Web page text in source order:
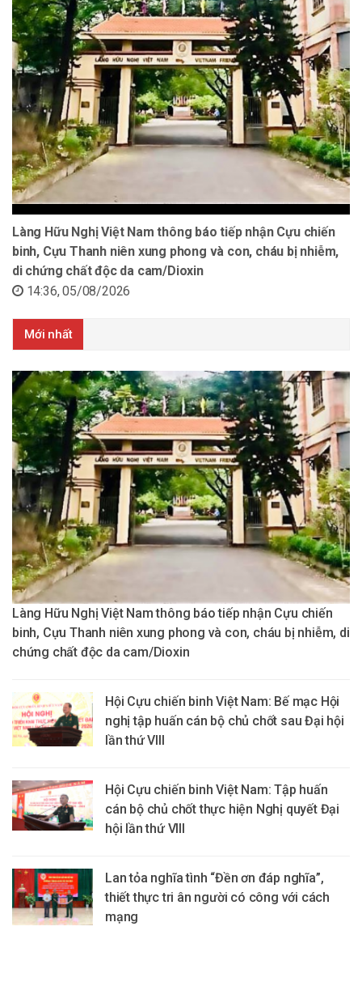
Làng Hữu Nghị Việt Nam thông báo tiếp nhận Cựu chiến
binh, Cựu Thanh niên xung phong và con, cháu bị nhiễm,
di chứng chất độc da cam/Dioxin
14:36, 05/08/2026
Mới nhất
Làng Hữu Nghị Việt Nam thông báo tiếp nhận Cựu chiến
binh, Cựu Thanh niên xung phong và con, cháu bị nhiễm, di
chứng chất độc da cam/Dioxin
Hội Cựu chiến binh Việt Nam: Bế mạc Hội
nghị tập huấn cán bộ chủ chốt sau Đại hội
lần thứ VIII
Hội Cựu chiến binh Việt Nam: Tập huấn
cán bộ chủ chốt thực hiện Nghị quyết Đại
hội lần thứ VIII
Lan tỏa nghĩa tình “Đền ơn đáp nghĩa”,
thiết thực tri ân người có công với cách
mạng